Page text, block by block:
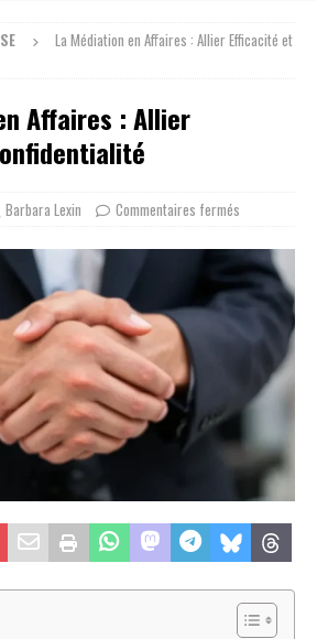
La Médiation en Affaires : Allier Efficacité et
Affaires : Allier
Barbara Lexin Commentaires fermés